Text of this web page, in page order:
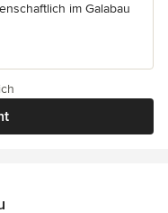
im Galabau